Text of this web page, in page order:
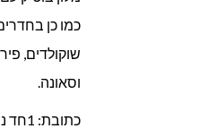
כמו כן
שוקולדים,
וסאונה.
כתובת: 1חד נס 3, חד נס, 12950